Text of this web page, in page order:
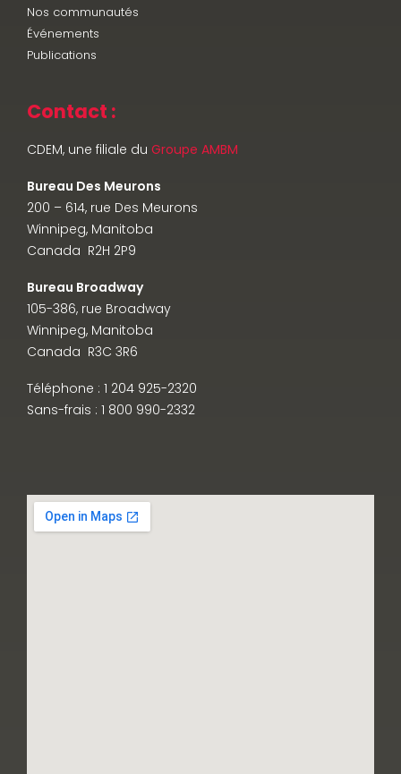
Nos communautés
Événements
Publications
Contact :
CDEM, une filiale du Groupe AMBM
Bureau Des Meurons
200 – 614, rue Des Meurons
Winnipeg, Manitoba
Canada R2H 2P9
Bureau Broadway
105-386, rue Broadway
Winnipeg, Manitoba
Canada R3C 3R6
Téléphone : 1 204 925-2320
Sans-frais : 1 800 990-2332